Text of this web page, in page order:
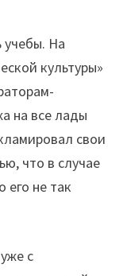
На
культуры»
на все лады
свои
что в случае
его не так
с